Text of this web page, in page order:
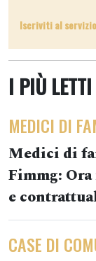
Iscriviti al
I PIÙ
MEDICI DI
Medici di
Fimmg:
e
CASE DI